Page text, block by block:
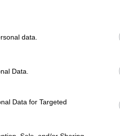
data.
Data.
Data for Targeted
στα κοινά σημεία
από τον
για ανάληψη
Η Ελλάδα είναι «η
θυσίες χωρίς να
θυσίες». «Σας
Είναι
σε αυτόν τον